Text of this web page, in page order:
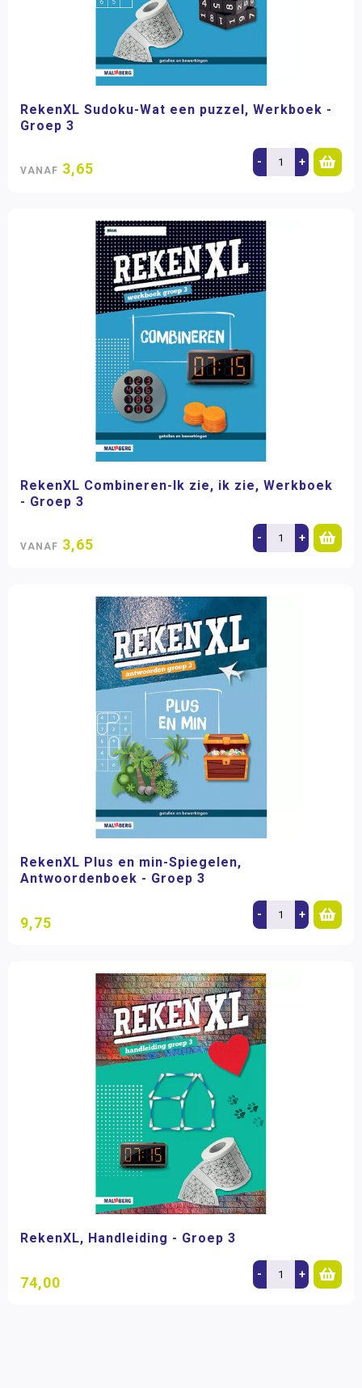
RekenXL Sudoku-Wat een puzzel, Werkboek -
Groep 3
VANAF 3,65 - +
RekenXL Combineren-Ik zie, ik zie, Werkboek
- Groep 3
VANAF 3,65 - +
RekenXL Plus en min-Spiegelen,
Antwoordenboek - Groep 3
9,75 - +
RekenXL, Handleiding - Groep 3
74,00 - +